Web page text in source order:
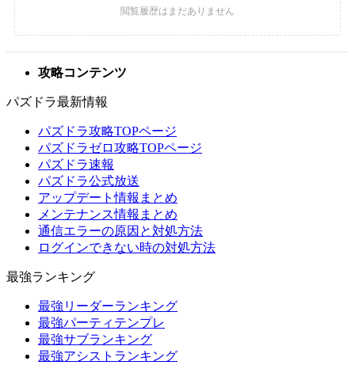
攻略コンテンツ
パズドラ最新情報
パズドラ攻略TOPページ
パズドラゼロ攻略TOPページ
パズドラ速報
パズドラ公式放送
アップデート情報まとめ
メンテナンス情報まとめ
通信エラーの原因と対処方法
ログインできない時の対処方法
最強ランキング
最強リーダーランキング
最強パーティテンプレ
最強サブランキング
最強アシストランキング